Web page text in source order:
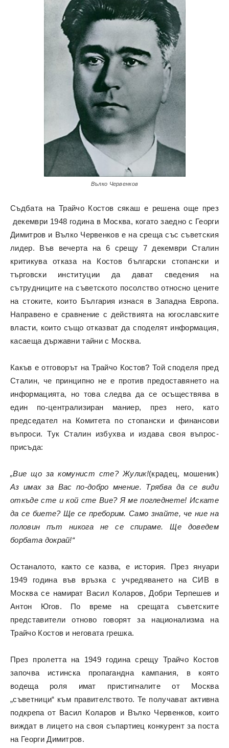
Вълко Червенков
Съдбата на Трайчо Костов сякаш е решена още през
декември 1948 година в Москва, когато заедно с Георги
Димитров и Вълко Червенков е на среща със съветския
лидер. Във вечерта на 6 срещу 7 декември Сталин
критикува отказа на Костов български стопански и
търговски институции да дават сведения на
сътрудниците на съветското посолство относно цените
на стоките, които България изнася в Западна Европа.
Направено е сравнение с действията на югославските
власти, които също отказват да споделят информация,
касаеща държавни тайни с Москва.
Какъв е отговорът на Трайчо Костов? Той споделя пред
Сталин, че принципно не е против предоставянето на
информацията, но това следва да се осъществява в
един по-централизиран маниер, през него, като
председател на Комитета по стопански и финансови
въпроси. Тук Сталин избухва и издава своя въпрос-
присъда:
„Вие що за комунист сте? Жулик!(крадец, мошеник)
Аз имах за Вас по-добро мнение. Трябва да се види
откъде сте и кой сте Вие? Я ме погледнете! Искате
да се биете? Ще се преборим. Само знайте, че ние на
половин път никога не се спираме. Ще доведем
борбата докрай!“
Останалото, както се казва, е история. През януари
1949 година във връзка с учредяването на СИВ в
Москва се намират Васил Коларов, Добри Терпешев и
Антон Югов. По време на срещата съветските
представители отново говорят за национализма на
Трайчо Костов и неговата грешка.
През пролетта на 1949 година срещу Трайчо Костов
започва истинска пропагандна кампания, в която
водеща роля имат пристигналите от Москва
„съветници“ към правителството. Те получават активна
подкрепа от Васил Коларов и Вълко Червенков, които
виждат в лицето на своя съпартиец конкурент за поста
на Георги Димитров.